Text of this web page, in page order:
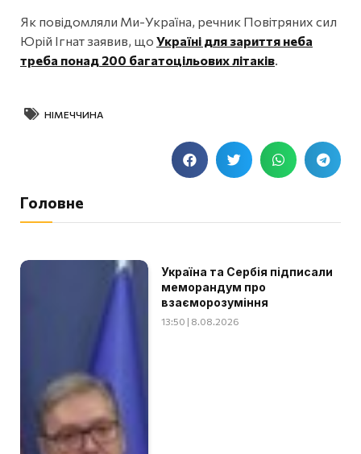
Як повідомляли Ми-Україна, речник Повітряних сил
Юрій Ігнат заявив, що Україні для зариття неба
треба понад 200 багатоцільових літаків
НІМЕЧЧИНА
Головне
Україна та Сербія підписали
меморандум про
взаєморозуміння
13:50 | 8.08.2026